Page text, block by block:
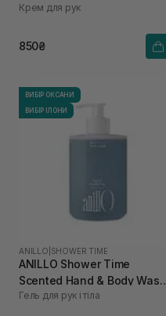
Крем для рук
850₴
ВИБІР ОКСАНИ
ВИБІР ІЛОНИ
ANILLO SHOWER TIME
ANILLO Shower Time
Scented Hand & Body Wash
450 мл
Гель для рук і тіла